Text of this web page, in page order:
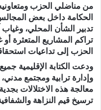
من مناضلي الحزب
الحكامة داخل بعض
تدبير الشأن المحلي،
تراكم المشاريع المتعثرة
الحزب إلى تداعيات استحقاقات 8 شتنبر
ودعت الكتابة الإقليمية
وإدارة ترابية ومجتمع
معالجة هذه الاختلالات
ترسيخ قيم النزاهة